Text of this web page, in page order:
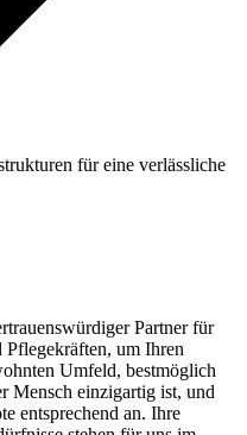
für eine verlässliche
Partner für
um Ihren
Umfeld, bestmöglich
Mensch einzigartig ist, und
entsprechend an. Ihre